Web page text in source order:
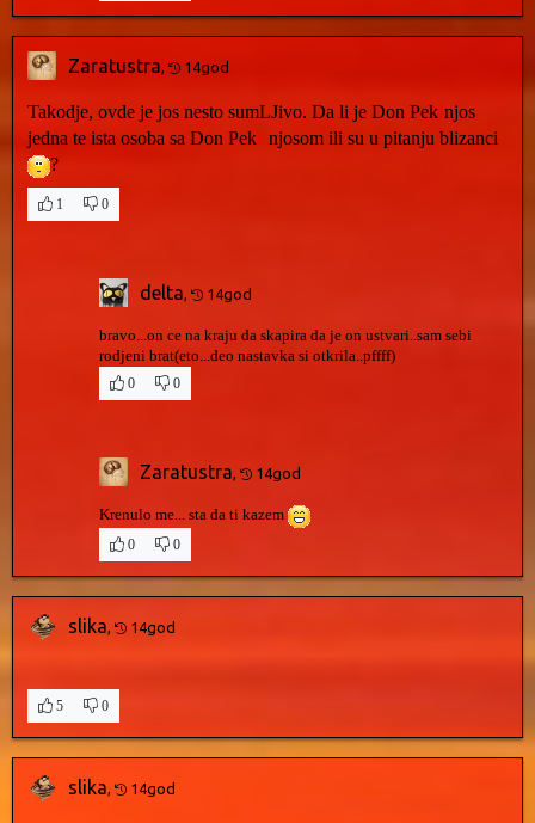
Zaratustra 14god
Takodje, ovde je jos nesto sumLJivo. Da li je Don PekInjos
jedna te ista osoba sa Don PekEnjosom ili su u pitanju blizanci
?
1 0
delta 14god
bravo...on ce na kraju da skapira da je on ustvari..sam sebi
rodjeni brat(eto...deo nastavka si otkrila..pffff)
0
0
Zaratustra 14god
Krenulo me... sta da ti kazem
0
0
slika 14god
5 0
slika 14god